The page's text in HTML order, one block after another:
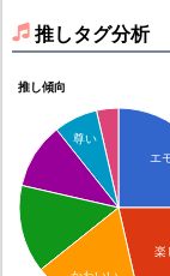
推しタグ分析
推し傾向
エ
楽
尊い